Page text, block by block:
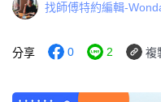
找師傅特約編輯-
分享 0 2 複